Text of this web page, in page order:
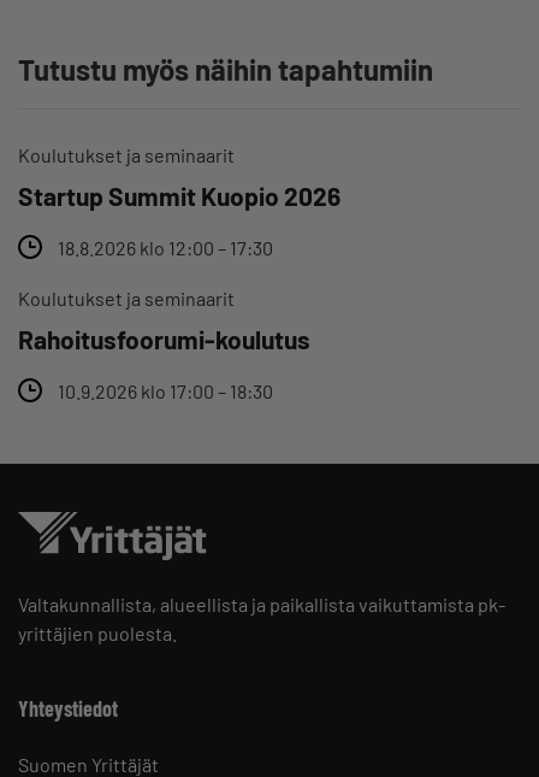
Tutustu myös näihin tapahtumiin
Koulutukset ja seminaarit
Startup Summit Kuopio 2026
18.8.2026 klo 12:00 – 17:30
Koulutukset ja seminaarit
Rahoitusfoorumi-koulutus
10.9.2026 klo 17:00 – 18:30
Valtakunnallista, alueellista ja paikallista vaikuttamista pk-
yrittäjien puolesta.
Yhteystiedot
Suomen Yrittäjät